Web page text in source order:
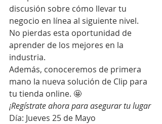
discusión sobre cómo llevar tu
negocio en línea al siguiente nivel.
No pierdas esta oportunidad de
aprender de los mejores en la
industria.
Además, conoceremos de primera
mano la nueva solución de Clip para
tu tienda online. 🤩
¡Regístrate ahora para asegurar tu lugar
Día: Jueves 25 de Mayo